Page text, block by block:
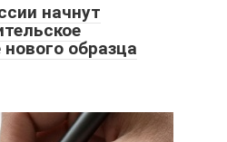
начнут
образца